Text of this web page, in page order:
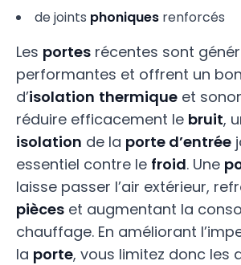
de joints phoniques renforcés
Les portes récentes sont
performantes et offrent un
d’isolation thermique et
réduire efficacement le bruit,
isolation de la porte d’entrée
essentiel contre le froid. Une
laisse passer l’air extérieur,
pièces et augmentant la
chauffage. En améliorant
la porte, vous limitez donc les